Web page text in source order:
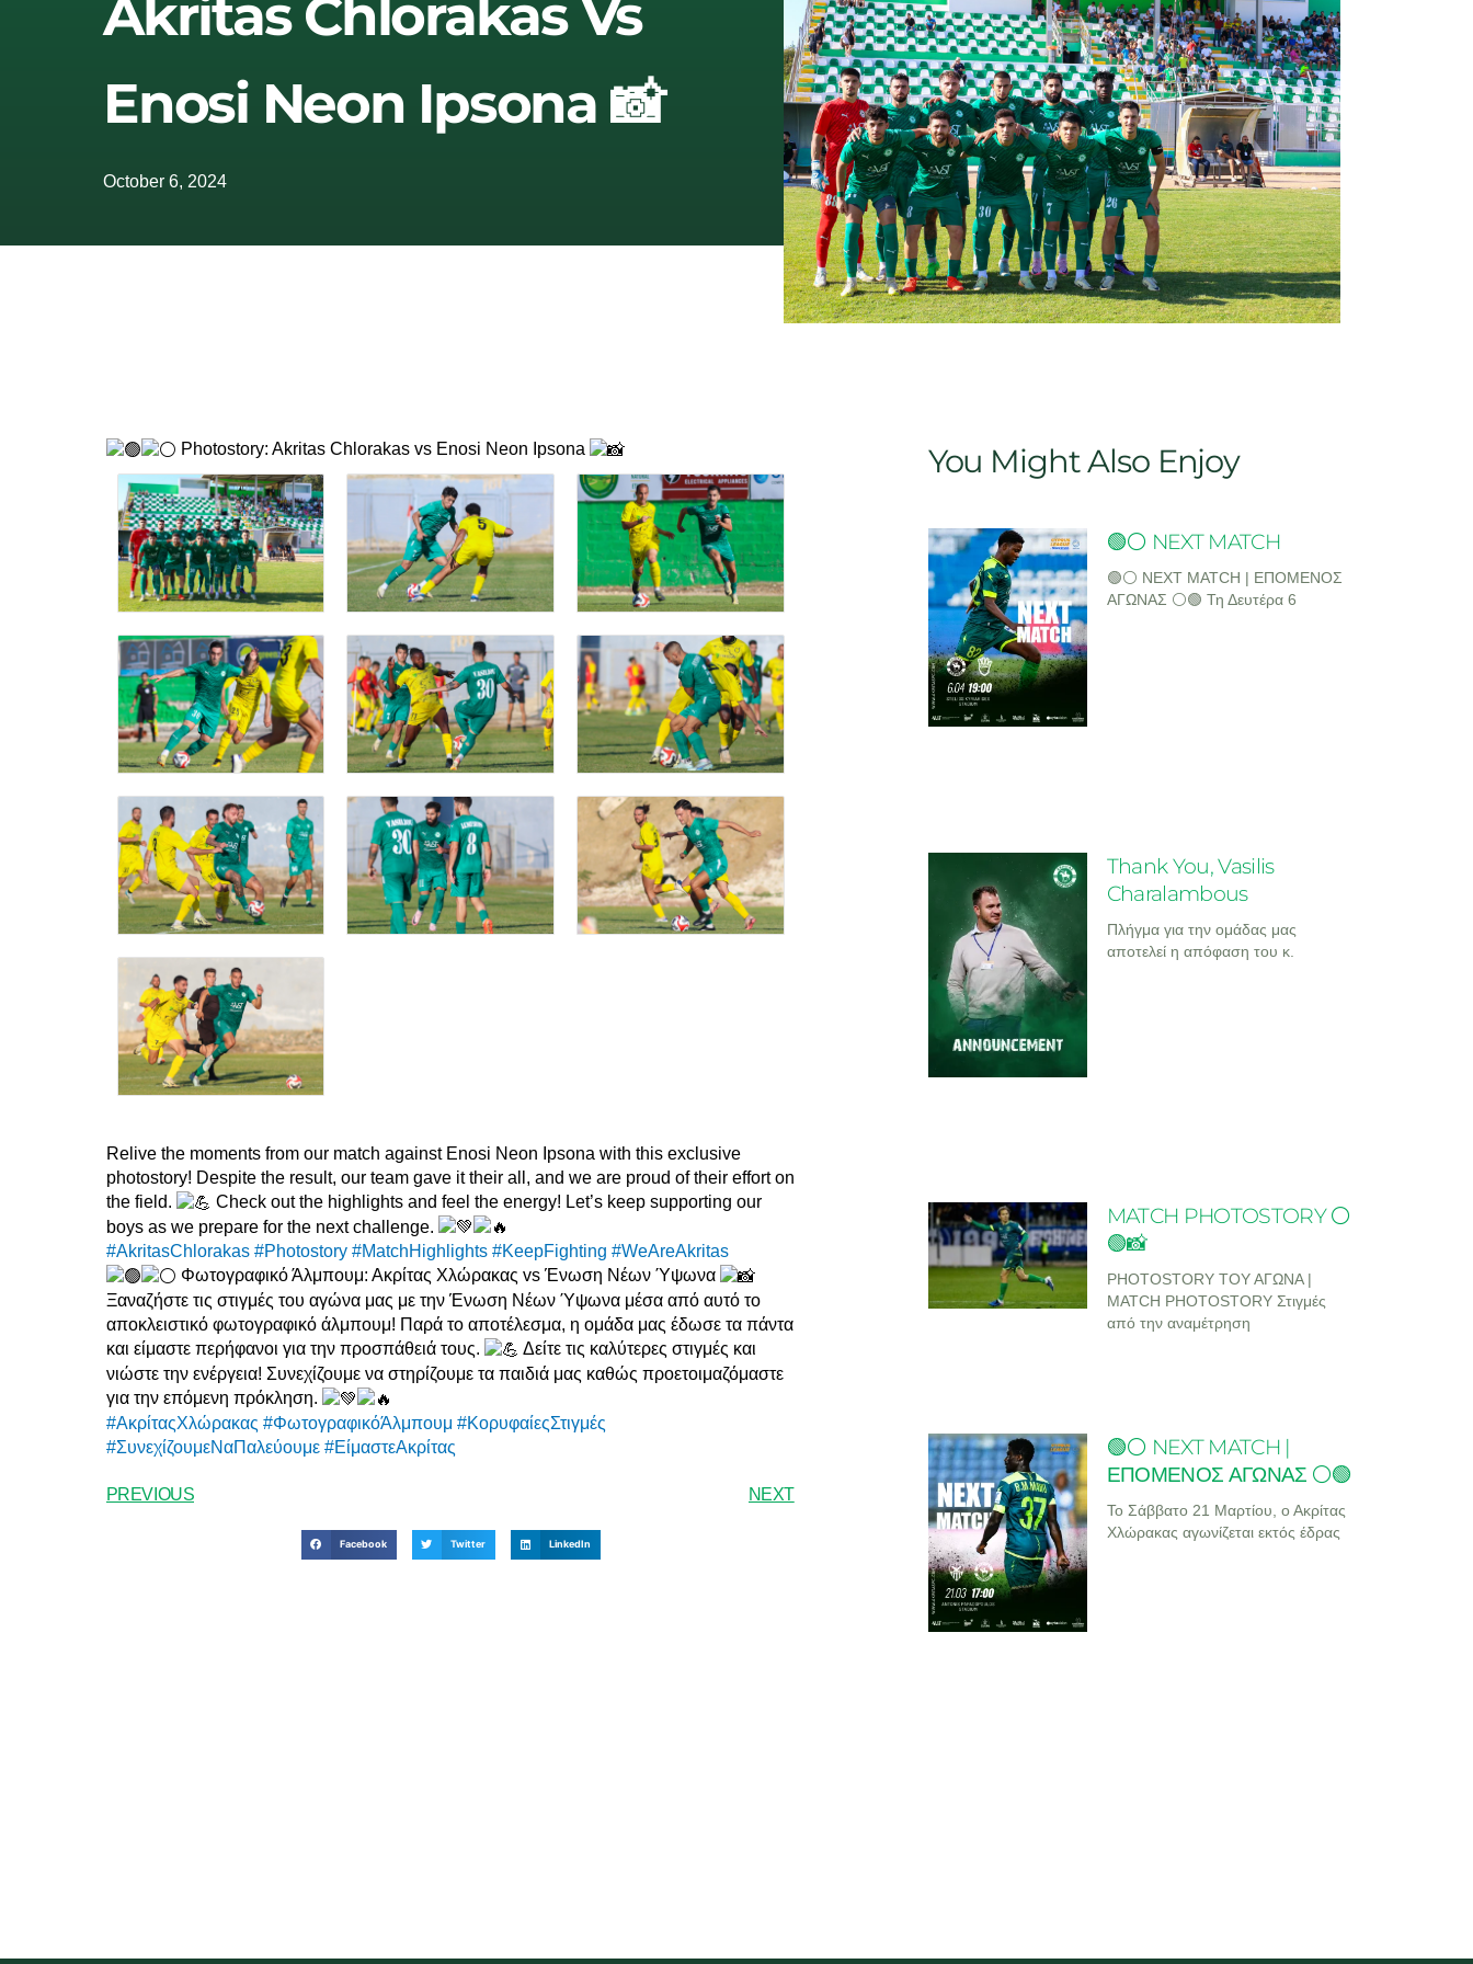
Akritas Chlorakas Vs
Enosi Neon Ipsona 📸
October 6, 2024
Photostory: Akritas Chlorakas vs Enosi Neon Ipsona
Relive the moments from our match against Enosi Neon Ipsona with this exclusive
photostory! Despite the result, our team gave it their all, and we are proud of their effort on
the field.
Check out the highlights and feel the energy! Let’s keep supporting our
boys as we prepare for the next challenge.
#AkritasChlorakas #Photostory #MatchHighlights #KeepFighting #WeAreAkritas
Φωτογραφικό Άλμπουμ: Ακρίτας Χλώρακας vs Ένωση Νέων Ύψωνα
Ξαναζήστε τις στιγμές του αγώνα μας με την Ένωση Νέων Ύψωνα μέσα από αυτό το
αποκλειστικό φωτογραφικό άλμπουμ! Παρά το αποτέλεσμα, η ομάδα μας έδωσε τα πάντα
και είμαστε περήφανοι για την προσπάθειά τους.
Δείτε τις καλύτερες στιγμές και
νιώστε την ενέργεια! Συνεχίζουμε να στηρίζουμε τα παιδιά μας καθώς προετοιμαζόμαστε
για την επόμενη πρόκληση.
#ΑκρίταςΧλώρακας #ΦωτογραφικόΆλμπουμ #ΚορυφαίεςΣτιγμές
#ΣυνεχίζουμεΝαΠαλεύουμε #ΕίμαστεΑκρίτας
PREVIOUS NEXT
Facebook Twitter LinkedIn
You Might Also Enjoy
🟢⚪ NEXT MATCH
🟢⚪ NEXT MATCH | ΕΠΟΜΕΝΟΣ
ΑΓΩΝΑΣ ⚪🟢 Τη Δευτέρα 6
Thank You, Vasilis
Charalambous
Πλήγμα για την ομάδας μας
αποτελεί η απόφαση του κ.
MATCH PHOTOSTORY ⚪
🟢📸
PHOTOSTORY ΤΟΥ ΑΓΩΝΑ |
MATCH PHOTOSTORY Στιγμές
από την αναμέτρηση
🟢⚪ NEXT MATCH |
ΕΠΟΜΕΝΟΣ ΑΓΩΝΑΣ ⚪🟢
Το Σάββατο 21 Μαρτίου, ο Ακρίτας
Χλώρακας αγωνίζεται εκτός έδρας